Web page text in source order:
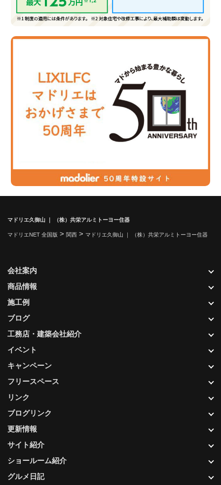
マドリエ久御山 ｜ （株）共栄アルミトーヨー住器
マドリエNET 全国版 > 関西 > マドリエ久御山 ｜ （株）共栄アルミトーヨー住器
更新情報
サイト紹介
ショールーム紹介
グルメ日記
会社案内
商品情報
施工例
ブログ
工務店・建築会社紹介
イベント
キャンペーン
フリースペース
リンク
ブログリンク